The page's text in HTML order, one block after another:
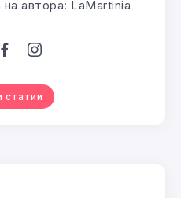
автора: LaMartinia
статии